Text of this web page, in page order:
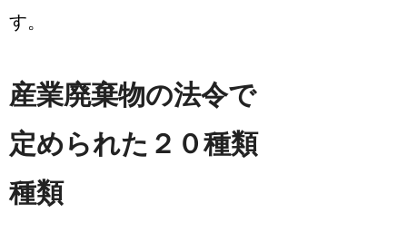
す。
産業廃棄物の法令で
定められた２０種類
種類